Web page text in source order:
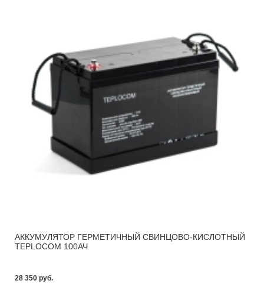
АККУМУЛЯТОР ГЕРМЕТИЧНЫЙ СВИНЦОВО-КИСЛОТНЫЙ
TEPLOCOM 100АЧ
28 350 pуб.